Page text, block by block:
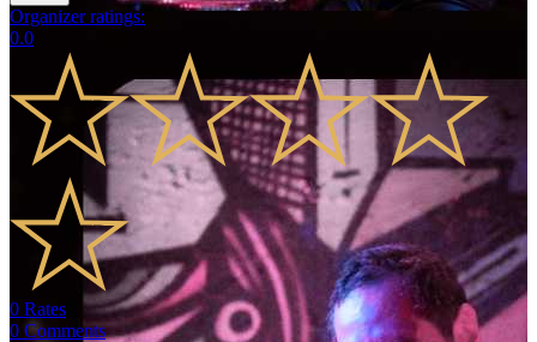
Organizer ratings:
0.0
0 Rates
0 Comments